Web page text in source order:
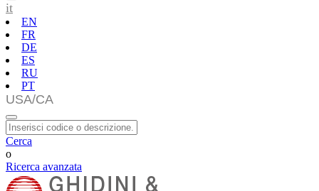
it
EN
FR
DE
ES
RU
PT
Cerca
o
Ricerca avanzata